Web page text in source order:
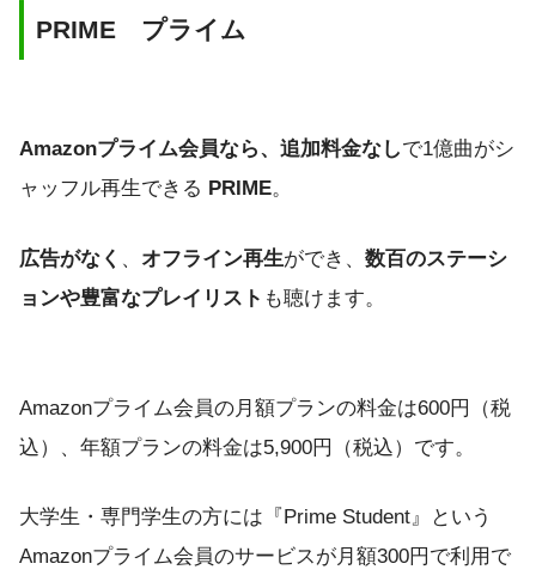
PRIME プライム
Amazonプライム会員なら、追加料金なしで1億曲がシ
ャッフル再生できる PRIME。
広告がなく 、 オフライン再生ができ、 数百のステーシ
ョンや豊富なプレイリスト も聴けます。
Amazonプライム会員の月額プランの料金は600円（税
込）、年額プランの料金は5,900円（税込）です。
大学生・専門学生の方には『Prime Student』という
Amazonプライム会員のサービスが月額300円で利用で